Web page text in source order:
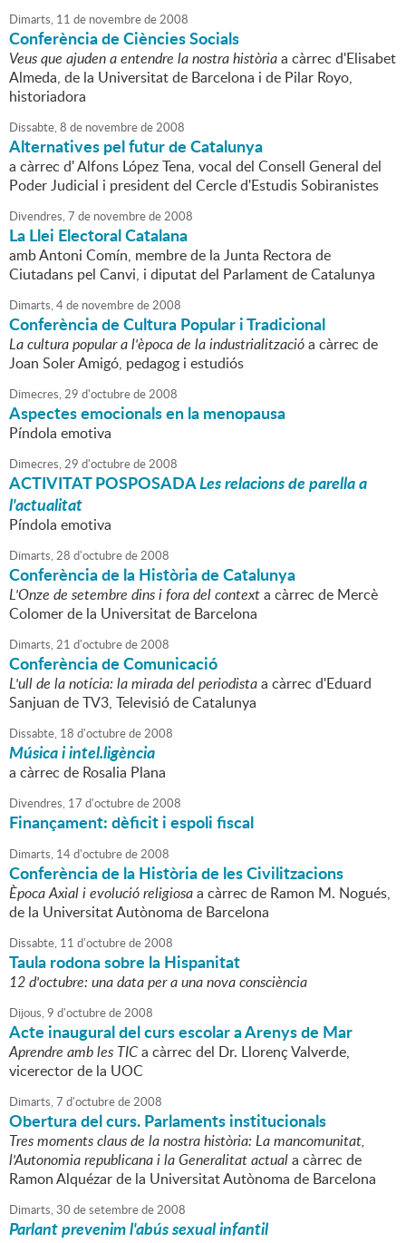
Dimarts, 11 de novembrede2008
Conferència de Ciències Socials
Veus que ajuden a entendre la nostra històriaa càrrec d'Elisabet
Almeda, de la Universitat de Barcelona i de Pilar Royo,
historiadora
Dissabte,8 de novembrede2008
Alternatives pel futur de Catalunya
a càrrec d' Alfons López Tena, vocal del Consell General del
Poder Judicial i president del Cercle d'Estudis Sobiranistes
Divendres,7 de novembrede2008
La Llei Electoral Catalana
amb Antoni Comín, membre de la Junta Rectora de
Ciutadans pel Canvi, i diputat del Parlament de Catalunya
Dimarts,4de novembrede2008
Conferència de Cultura Popular i Tradicional
La cultura popular a l'època de la industrialitzacióa càrrec de
Joan Soler Amigó, pedagog i estudiós
Dimecres,29 d'octubrede2008
Aspectes emocionals en la menopausa
Píndola emotiva
Dimecres,29 d'octubrede2008
ACTIVITAT POSPOSADALes relacions de parella a
l'actualitat
Píndola emotiva
Dimarts,28 d'octubrede2008
Conferència de la Història de Catalunya
L'Onze de setembre dins i fora del contexta càrrec de Mercè
Colomer de la Universitat de Barcelona
Dimarts,21 d'octubrede2008
Conferència de Comunicació
L'ull de la notícia: la mirada del periodistaa càrrec d'Eduard
Sanjuan de TV3, Televisió de Catalunya
Dissabte, 18 d'octubrede2008
Música i intel.ligència
a càrrec de Rosalia Plana
Divendres, 17 d'octubrede2008
Finançament: dèficit i espoli fiscal
Dimarts, 14d'octubrede2008
Conferència de la Història de les Civilitzacions
Època Axial i evolució religiosaa càrrec de Ramon M. Nogués,
de la Universitat Autònoma de Barcelona
Dissabte, 11 d'octubrede2008
Taula rodona sobre la Hispanitat
12 d'octubre: una data per a una nova consciència
Dijous,9 d'octubrede2008
Acte inaugural del curs escolar a Arenys de Mar
Aprendre amb les TICa càrrec del Dr. Llorenç Valverde,
vicerector de la UOC
Dimarts,7 d'octubrede2008
Obertura del curs. Parlaments institucionals
Tres moments claus de la nostra història: La mancomunitat,
l'Autonomia republicana i la Generalitat actuala càrrec de
Ramon Alquézar de la Universitat Autònoma de Barcelona
Dimarts,30 desetembrede2008
Parlant prevenim l'abús sexual infantil